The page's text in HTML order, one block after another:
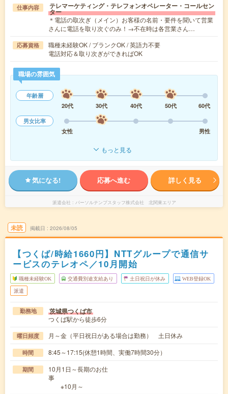
仕事内容 テレマーケティング・テレフォンオペレーター・コールセン
ター
＊電話の取次ぎ（メイン）お客様の名前・要件を聞いて営業
さんに電話を取り次ぐのみ！→不在時は各営業さん…
応募資格
職種未経験OK / ブランクOK / 英語力不要
電話対応＆取り次ぎができればOK
職場の雰囲気
年齢層
20代
30代 40代 50代
60代
男女比率
女性
男性
もっと見る
気になる! 応募へ進む 詳しく見る
派遣会社 パーソルテンプスタッフ株式会社 北関東エリア
未読 掲載日 2026/08/05
【つくば/時給1660円】NTTグループで通信サ
ービスのテレオペ／10月開始
職種未経験OK 交通費別途支給あり 土日祝日が休み WEB登録OK
派遣
勤務地 茨城県つくば市
つくば駅から徒歩6分
曜日頻度 月～金（平日祝日がある場合は勤務） 土日休み
時間 8:45～17:15(休憩1時間、実働7時間30分）
期間
10月1日～長期のお仕
事
※10月～